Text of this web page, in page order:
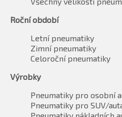
Roční období
Letní pneumatiky
Zimní pneumatiky
Celoroční pneumatiky
Výrobky
Pneumatiky pro osobní
Pneumatiky pro SUV/
Pneumatiky nákladních